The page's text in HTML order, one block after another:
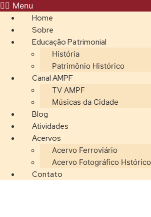
Menu
Home
Sobre
Educação Patrimonial
História
Patrimônio Histórico
Canal AMPF
TV AMPF
Músicas da Cidade
Blog
Atividades
Acervos
Acervo Ferroviário
Acervo Fotográfico Hstórico
Contato